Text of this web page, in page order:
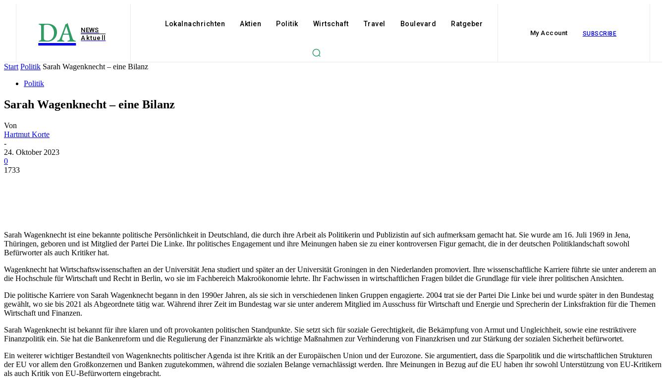
DA
NEWS
Aktuell
Lokalnachrichten Aktien Politik Wirtschaft Travel Boulevard Ratgeber
My Account SUBSCRIBE
Start Politik Sarah Wagenknecht – eine Bilanz
Politik
Sarah Wagenknecht – eine Bilanz
Von
Hartmut Korte
-
24. Oktober 2023
0
1733
Sarah Wagenknecht ist eine bekannte politische Persönlichkeit in Deutschland, die durch ihre Arbeit als Politikerin und Publizistin auf sich aufmerksam gemacht hat. Sie wurde am 16. Juli 1969 in Jena,
Thüringen, geboren und ist Mitglied der Partei Die Linke. Ihr politisches Engagement und ihre Meinungen haben sie zu einer kontroversen Figur gemacht, die in der deutschen Politiklandschaft sowohl
Befürworter als auch Kritiker hat.
Wagenknecht hat Wirtschaftswissenschaften an der Universität Jena studiert und später an der Universität Groningen in den Niederlanden promoviert. Ihre wissenschaftliche Karriere führte sie unter anderem an
die Hochschule für Wirtschaft und Recht in Berlin, wo sie im Fachbereich Makroökonomie lehrte. Ihr Fachwissen in wirtschaftlichen Fragen bildet die Grundlage für viele ihrer politischen Ansichten.
Die politische Karriere von Sarah Wagenknecht begann in den 1990er Jahren, als sie sich in verschiedenen linken Gruppen engagierte. 2004 trat sie der Partei Die Linke bei und wurde später in den Bundestag
gewählt, wo sie bis 2021 als Abgeordnete tätig war. Während ihrer Zeit im Bundestag war sie unter anderem Mitglied im Ausschuss für Wirtschaft und Energie und Sprecherin der Linksfraktion für die Themen
Wirtschaft und Finanzen.
Sarah Wagenknecht ist bekannt für ihre klaren und oft provokanten politischen Standpunkte. Sie setzt sich für soziale Gerechtigkeit, die Bekämpfung von Armut und Ungleichheit, sowie eine restriktivere
Finanzpolitik ein. Sie hat die Bankenreform und die Regulierung der Finanzmärkte als wichtige Maßnahmen zur Verhinderung von Finanzkrisen und zur Stärkung der sozialen Sicherheit befürwortet.
Ein weiterer wichtiger Bestandteil von Wagenknechts politischer Agenda ist ihre Kritik an der Europäischen Union und der Eurozone. Sie argumentiert, dass die Sparpolitik und die wirtschaftlichen Strukturen
der EU vor allem den Großkonzernen und Banken zugutekommen, während die sozialen Belange vernachlässigt werden. Ihre Meinungen in Bezug auf die EU haben ihr sowohl Unterstützung von EU-Kritikern
als auch Kritik von EU-Befürwortern eingebracht.